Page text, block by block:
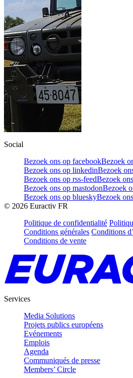
Social
Bezoek ons op facebookBezoek
Bezoek ons op linkedinBezoek
Bezoek ons op rss-feedBezoek
Bezoek ons op mastodonBezoek
Bezoek ons op blueskyBezoek
© 2026 Euractiv FR
Politique de confidentialité
Conditions générales Conditions
Conditions de vente
Services
Media Solutions
Projets publics européens
Evénements
Emplois
Agenda
Communiqués de presse
Members’ Circle